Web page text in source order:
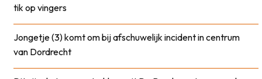
tik op vingers
Jongetje (3) komt om bij afschuwelijk incident in centrum
van Dordrecht